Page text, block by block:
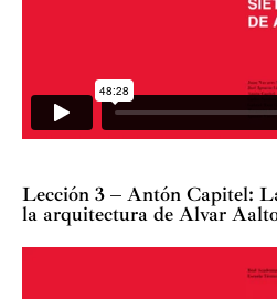
Lección 3 – Antón Capitel:
la arquitectura de Alvar